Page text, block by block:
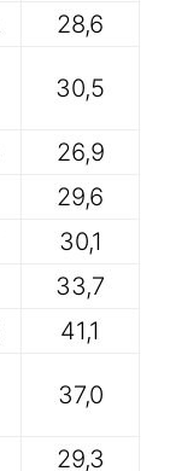
28,6
30,5
26,9
29,6
30,1
33,7
41,1
37,0
29,3